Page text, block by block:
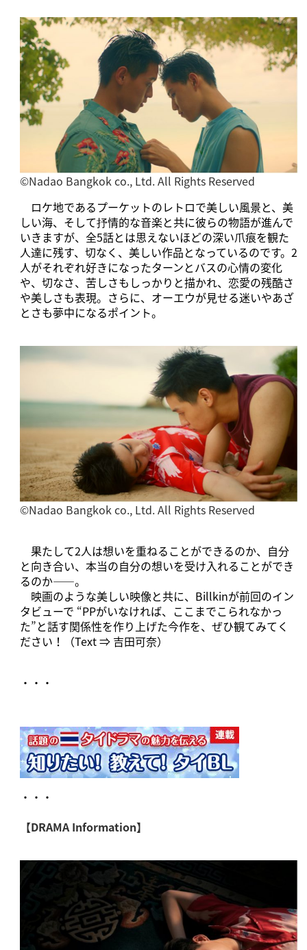
©️Nadao Bangkok co., Ltd. All Rights Reserved
ロケ地であるプーケットのレトロで美しい風景と、美
しい海、そして抒情的な音楽と共に彼らの物語が進んで
いきますが、全5話とは思えないほどの深い爪痕を観た
人達に残す、切なく、美しい作品となっているのです。2
人がそれぞれ好きになったターンとバスの心情の変化
や、切なさ、苦しさもしっかりと描かれ、恋愛の残酷さ
や美しさも表現。さらに、オーエウが見せる迷いやあざ
とさも夢中になるポイント。
©️Nadao Bangkok co., Ltd. All Rights Reserved
果たして2人は想いを重ねることができるのか、自分
と向き合い、本当の自分の想いを受け入れることができ
るのか――。
映画のような美しい映像と共に、Billkinが前回のイン
タビューで “PPがいなければ、ここまでこられなかっ
た”と話す関係性を作り上げた今作を、ぜひ観てみてく
ださい！（Text ⇒ 吉田可奈）
・・・
・・・
【DRAMA Information】